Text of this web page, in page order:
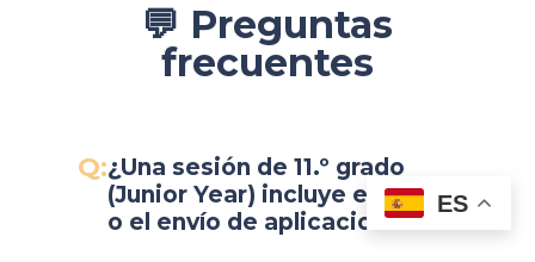
💬 Preguntas
frecuentes
¿Una sesión de 11.º grado
(Junior Year) incluye ensayos
o el envío de aplicaciones?
ES